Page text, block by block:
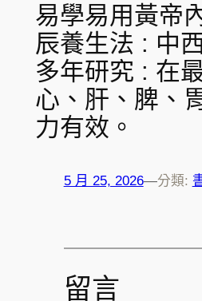
易學易用黃帝
辰養生法 : 中
多年研究 : 在
心、肝、脾、
力有效。
5 月 25, 2026—分類:
留言